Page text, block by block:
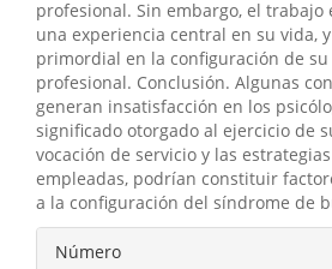
profesional. Sin embargo, el trabajo
una experiencia central en su vida,
primordial en la configuración de
profesional. Conclusión. Algunas
generan insatisfacción en los
significado otorgado al ejercicio de
vocación de servicio y las
empleadas, podrían constituir
a la configuración del síndrome de
Detalles
Número